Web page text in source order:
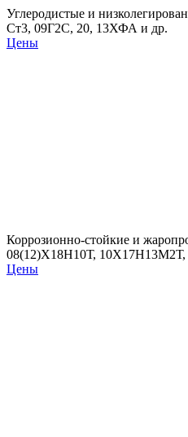
Углеродистые и
Ст3, 09Г2С, 20, 13ХФА и др.
Цены
Коррозионно-стойкие и
08(12)Х18Н10Т, 10Х17Н13М2Т,
Цены